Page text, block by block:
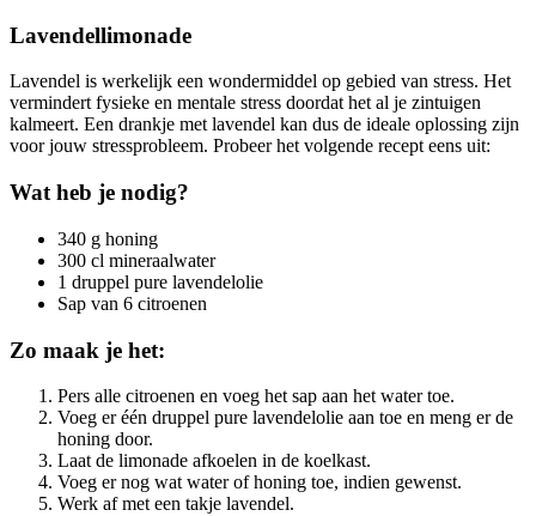
Lavendellimonade
Lavendel is werkelijk een wondermiddel op gebied van stress. Het
vermindert fysieke en mentale stress doordat het al je zintuigen
kalmeert. Een drankje met lavendel kan dus de ideale oplossing zijn
voor jouw stressprobleem. Probeer het volgende recept eens uit:
Wat heb je nodig?
340 g honing
300 cl mineraalwater
1 druppel pure lavendelolie
Sap van 6 citroenen
Zo maak je het:
Pers alle citroenen en voeg het sap aan het water toe.
Voeg er één druppel pure lavendelolie aan toe en meng er de
honing door.
Laat de limonade afkoelen in de koelkast.
Voeg er nog wat water of honing toe, indien gewenst.
Werk af met een takje lavendel.